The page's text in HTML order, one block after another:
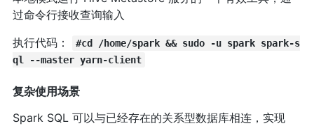
过命令行接收查询输入
执行代码：
#cd /home/spark && sudo -u spark spark-s
ql --master yarn-client
复杂使用场景
Spark SQL 可以与已经存在的关系型数据库相连，实现